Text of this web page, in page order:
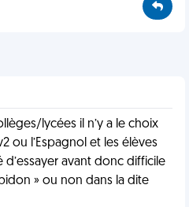
lycées il n’y a le choix
ou l’Espagnol et les élèves
d’essayer avant donc difficile
» ou non dans la dite